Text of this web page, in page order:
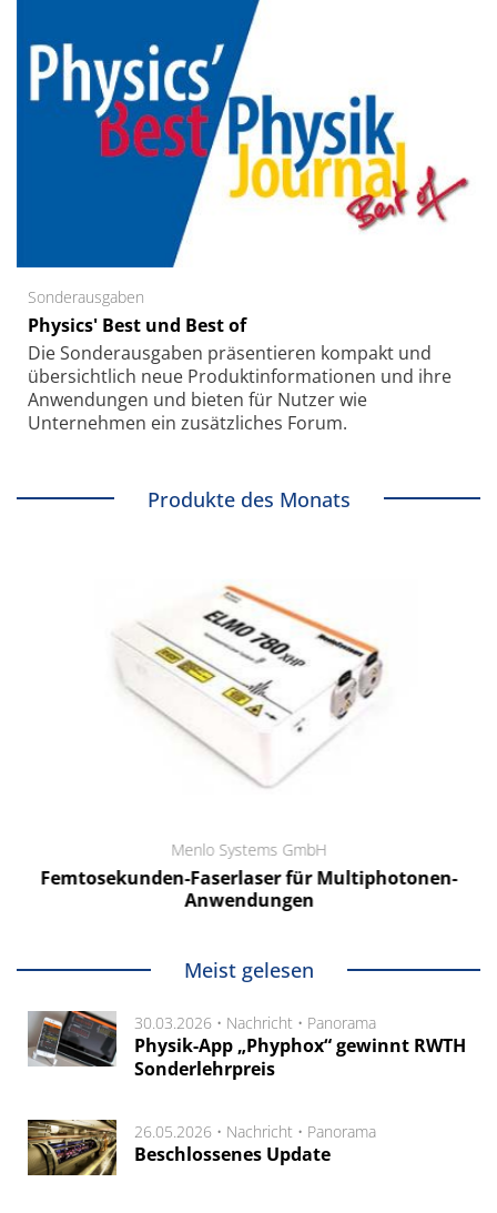
Sonderausgaben
Physics' Best und Best of
Die Sonder­ausgaben präsentieren kompakt und
übersichtlich neue Produkt­informationen und ihre
Anwendungen und bieten für Nutzer wie
Unternehmen ein zusätzliches Forum.
Produkte des Monats
Menlo Systems GmbH
Femtosekunden-Faserlaser für Multiphotonen-
Anwendungen
Meist gelesen
30.03.2026 • Nachricht • Panorama
Physik-App „Phyphox“ gewinnt RWTH
Sonderlehrpreis
26.05.2026 • Nachricht • Panorama
Beschlossenes Update